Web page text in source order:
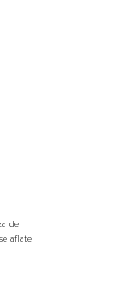
DN 1"1/2, 9,25
de
aflate